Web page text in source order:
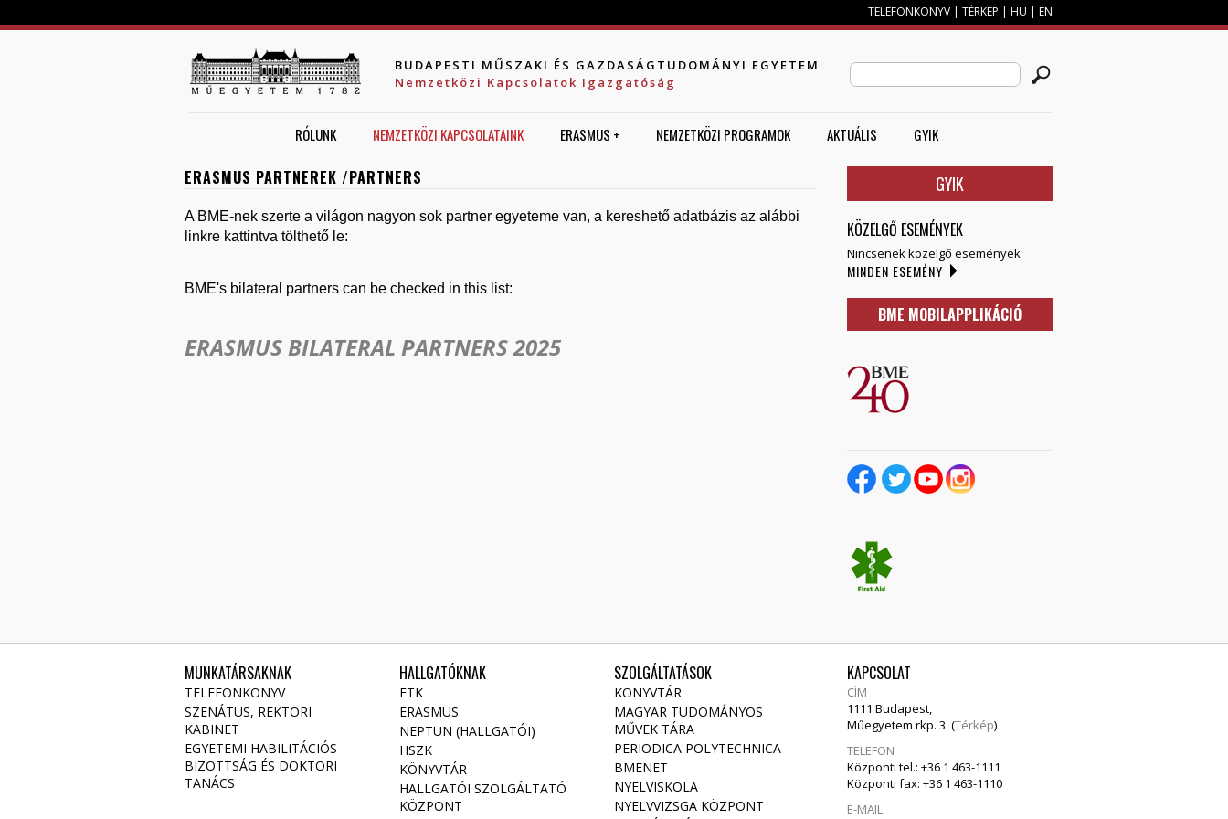
TELEFONKÖNYV | TÉRKÉP | HU | EN
BUDAPESTI MŰSZAKI ÉS GAZDASÁGTUDOMÁNYI EGYETEM
Nemzetközi Kapcsolatok Igazgatóság
KERESÉS ŰRLAP
RÓLUNK NEMZETKÖZI KAPCSOLATAINK ERASMUS + NEMZETKÖZI PROGRAMOK AKTUÁLIS GYIK
ERASMUS PARTNEREK /PARTNERS
A BME-nek szerte a világon nagyon sok partner egyeteme van, a kereshető adatbázis az alábbi
linkre kattintva tölthető le:
BME's bilateral partners can be checked in this list:
ERASMUS BILATERAL PARTNERS 2025
GYIK
KÖZELGŐ ESEMÉNYEK
Nincsenek közelgő események
MINDEN ESEMÉNY
BME MOBILAPPLIKÁCIÓ
MUNKATÁRSAKNAK
TELEFONKÖNYV
SZENÁTUS, REKTORI
KABINET
EGYETEMI HABILITÁCIÓS
BIZOTTSÁG ÉS DOKTORI
TANÁCS
HALLGATÓKNAK
ETK
ERASMUS
NEPTUN (HALLGATÓI)
HSZK
KÖNYVTÁR
HALLGATÓI SZOLGÁLTATÓ
KÖZPONT
SZOLGÁLTATÁSOK
KÖNYVTÁR
MAGYAR TUDOMÁNYOS
MŰVEK TÁRA
PERIODICA POLYTECHNICA
BMENET
NYELVISKOLA
NYELVVIZSGA KÖZPONT
KAPCSOLAT
CÍM
1111 Budapest,
Műegyetem rkp. 3. (Térkép)
TELEFON
Központi tel.: +36 1 463-1111
Központi fax: +36 1 463-1110
E-MAIL